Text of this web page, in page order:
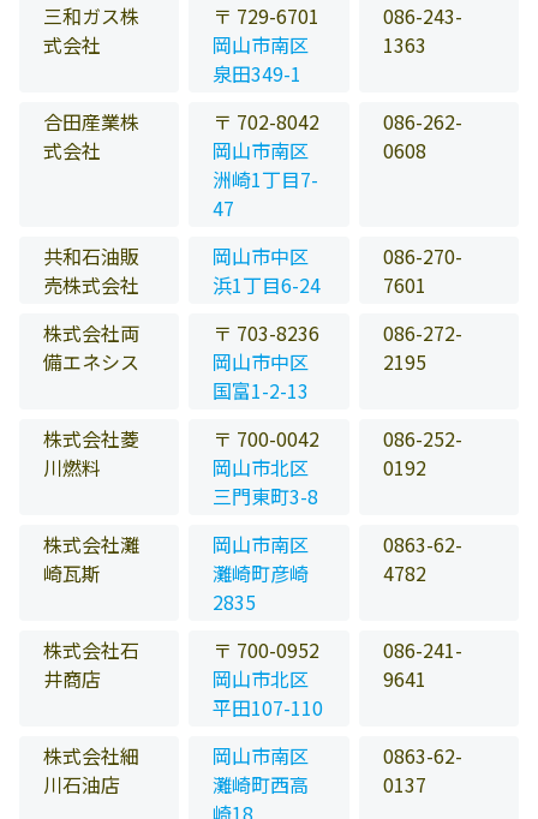
三和ガス株
式会社
〒 729-6701
岡山市南区
泉田349-1
086-243-
1363
合田産業株
式会社
〒 702-8042
岡山市南区
洲崎1丁目7-
47
086-262-
0608
共和石油販
売株式会社
岡山市中区
浜1丁目6-24
086-270-
7601
株式会社両
備エネシス
〒 703-8236
岡山市中区
国富1-2-13
086-272-
2195
株式会社菱
川燃料
〒 700-0042
岡山市北区
三門東町3-8
086-252-
0192
株式会社灘
崎瓦斯
岡山市南区
灘崎町彦崎
2835
0863-62-
4782
株式会社石
井商店
〒 700-0952
岡山市北区
平田107-110
086-241-
9641
株式会社細
川石油店
岡山市南区
灘崎町西高
0863-62-
0137